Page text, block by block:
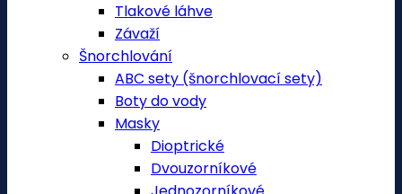
Tlakové láhve
Závaží
Šnorchlování
ABC sety (šnorchlovací sety)
Boty do vody
Masky
Dioptrické
Dvouzorníkové